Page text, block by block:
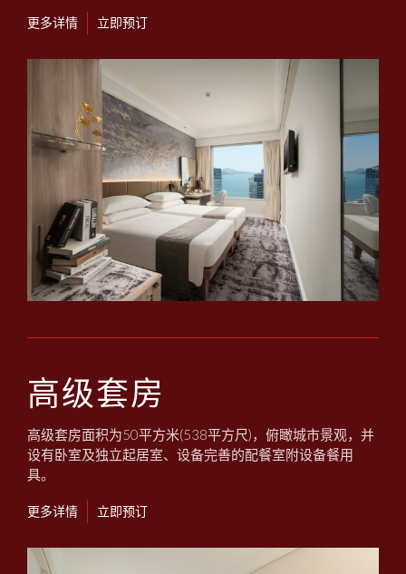
更多详情 立即预订
高级套房
高级套房面积为50平方米(538平方尺)，俯瞰城市景观，并
设有卧室及独立起居室、设备完善的配餐室附设备餐用
具。
更多详情 立即预订